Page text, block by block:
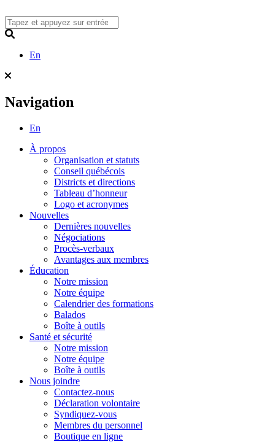
to
content
En
Navigation
En
À propos
Organisation et statuts
Conseil québécois
Districts et directions
Tableau d’honneur
Logo et acronymes
Nouvelles
Dernières nouvelles
Négociations
Procès-verbaux
Avantages aux membres
Éducation
Notre mission
Notre équipe
Calendrier des formations
Balados
Boîte à outils
Santé et sécurité
Notre mission
Notre équipe
Boîte à outils
Nous joindre
Contactez-nous
Déclaration volontaire
Syndiquez-vous
Membres du personnel
Boutique en ligne